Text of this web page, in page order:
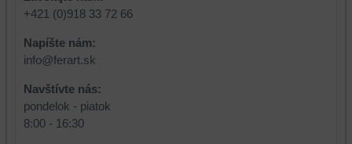
+421 (0)918 33 72 66
Napíšte nám:
info@ferart.sk
Navštívte nás:
pondelok - piatok
8:00 - 16:30
a
dosiahnutie
základnej
funkčnosti
platformy,
zážitku
z
funkcie,
ktoré
zlepšujú
váš
zážitok
z
prehliadania,